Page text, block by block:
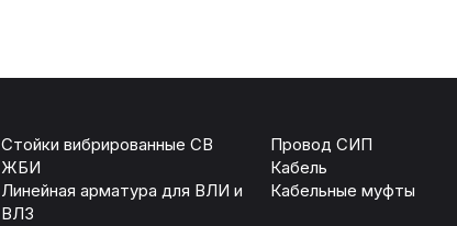
Стойки вибрированные СВ
ЖБИ
Линейная арматура для ВЛИ и
ВЛЗ
Провод СИП
Кабель
Кабельные муфты